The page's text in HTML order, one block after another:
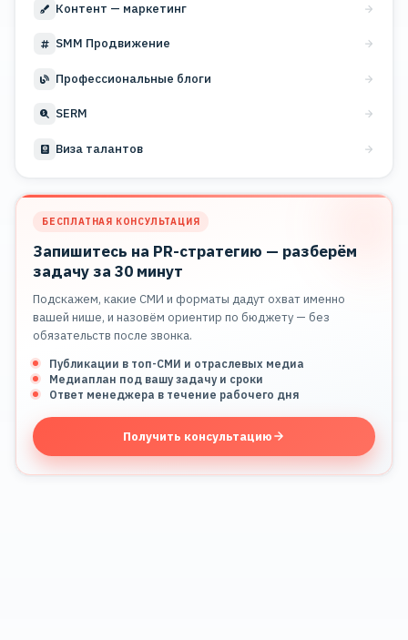
Контент — маркетинг
SMM Продвижение
Профессиональные блоги
SERM
Виза талантов
БЕСПЛАТНАЯ КОНСУЛЬТАЦИЯ
Запишитесь на PR-стратегию — разберём
задачу за 30 минут
Подскажем, какие СМИ и форматы дадут охват именно
вашей нише, и назовём ориентир по бюджету — без
обязательств после звонка.
Публикации в топ-СМИ и отраслевых медиа
Медиаплан под вашу задачу и сроки
Ответ менеджера в течение рабочего дня
Получить консультацию